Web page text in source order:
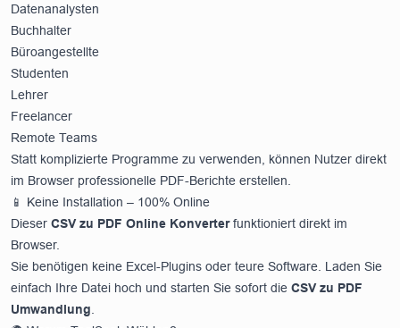
Datenanalysten
Buchhalter
Büroangestellte
Studenten
Lehrer
Freelancer
Remote Teams
Statt komplizierte Programme zu verwenden, können Nutzer direkt
im Browser professionelle PDF-Berichte erstellen.
📱 Keine Installation – 100% Online
Dieser CSV zu PDF Online Konverterfunktioniert direkt im
Browser.
Sie benötigen keine Excel-Plugins oder teure Software. Laden Sie
einfach Ihre Datei hoch und starten Sie sofort die CSV zu PDF
Umwandlung